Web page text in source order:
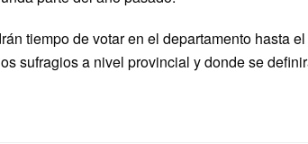
tiempo de votar en el departamento hasta
sufragios a nivel provincial y donde se